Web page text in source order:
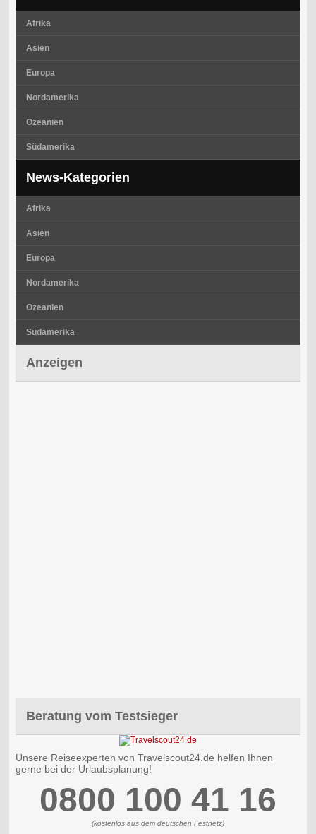
Afrika
Asien
Europa
Nordamerika
Ozeanien
Südamerika
News-Kategorien
Afrika
Asien
Europa
Nordamerika
Ozeanien
Südamerika
Anzeigen
Beratung vom Testsieger
Unsere Reiseexperten von Travelscout24.de helfen Ihnen
gerne bei der Urlaubsplanung!
0800 100 41 16
(kostenlos aus dem deutschen Festnetz)